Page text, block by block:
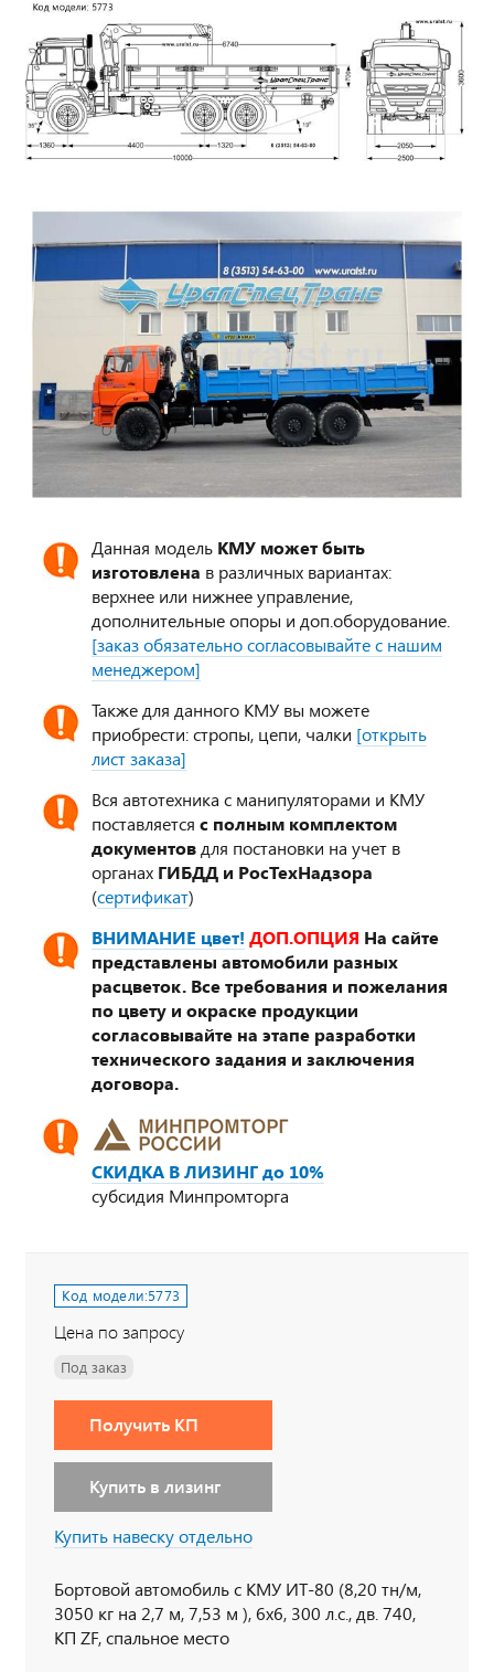
Данная модель КМУ может быть
изготовлена в различных вариантах:
верхнее или нижнее управление,
дополнительные опоры и доп.оборудование.
[заказ обязательно согласовывайте с нашим
менеджером]
Также для данного КМУ вы можете
приобрести: стропы, цепи, чалки [открыть
лист заказа]
Вся автотехника с манипуляторами и КМУ
поставляется с полным комплектом
документов для постановки на учет в
органах ГИБДД и РосТехНадзора
(сертификат)
ВНИМАНИЕ цвет! ДОП.ОПЦИЯ На сайте
представлены автомобили разных
расцветок. Все требования и пожелания
по цвету и окраске продукции
согласовывайте на этапе разработки
технического задания и заключения
договора.
СКИДКА В ЛИЗИНГ до 10%
субсидия Минпромторга
Код модели:5773
Цена по запросу
Под заказ
Получить КП
Купить в лизинг
Купить навеску отдельно
Бортовой автомобиль с КМУ ИТ-80 (8,20 тн/м,
3050 кг на 2,7 м, 7,53 м ), 6х6, 300 л.с., дв. 740,
КП ZF, спальное место